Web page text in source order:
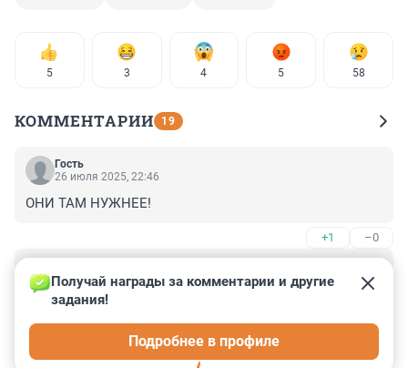
5 3 4 5 58
КОММЕНТАРИИ 19
Гость
26 июля 2025, 22:46
ОНИ ТАМ НУЖНЕЕ!
+1 –0
25 июля 2025, 16:20
Снимал разное кино по жанрам и качеству, но
талантливо. А "Мастер...", один из лучших, безусловно.
Спасибо за труд.
Получай награды за комментарии и другие
задания!
Подробнее в профиле